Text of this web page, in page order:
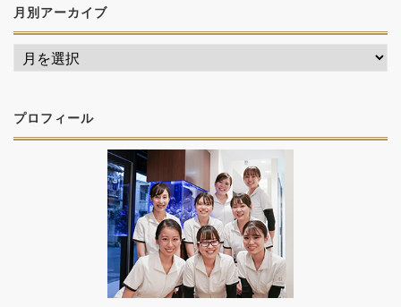
月別アーカイブ
プロフィール